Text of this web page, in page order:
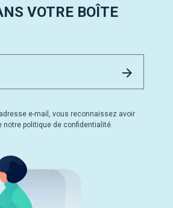
VOTRE BOÎTE
e-mail, vous reconnaissez avoir
notre politique de confidentialité.